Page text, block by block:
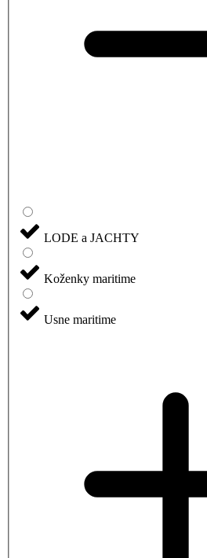
LODE a JACHTY
Koženky maritime
Usne maritime